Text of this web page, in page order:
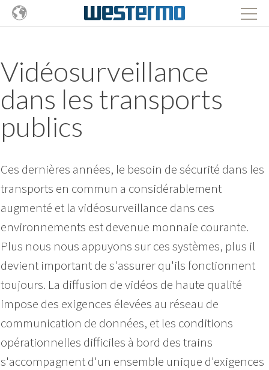
Vidéosurveillance
dans les transports
publics
Ces dernières années, le besoin de sécurité dans les
transports en commun a considérablement
augmenté et la vidéosurveillance dans ces
environnements est devenue monnaie courante.
Plus nous nous appuyons sur ces systèmes, plus il
devient important de s'assurer qu'ils fonctionnent
toujours. La diffusion de vidéos de haute qualité
impose des exigences élevées au réseau de
communication de données, et les conditions
opérationnelles difficiles à bord des trains
s'accompagnent d'un ensemble unique d'exigences